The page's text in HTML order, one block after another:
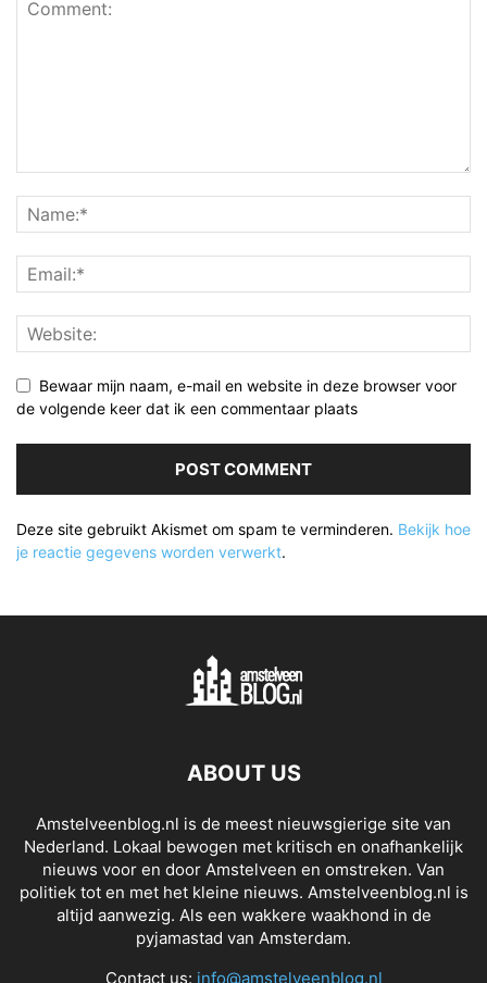
Bewaar mijn naam, e-mail en website in deze browser voor
de volgende keer dat ik een commentaar plaats
Deze site gebruikt Akismet om spam te verminderen. Bekijk hoe
je reactie gegevens worden verwerkt.
ABOUT US
Amstelveenblog.nl is de meest nieuwsgierige site van
Nederland. Lokaal bewogen met kritisch en onafhankelijk
nieuws voor en door Amstelveen en omstreken. Van
politiek tot en met het kleine nieuws. Amstelveenblog.nl is
altijd aanwezig. Als een wakkere waakhond in de
pyjamastad van Amsterdam.
Contact us: info@amstelveenblog.nl